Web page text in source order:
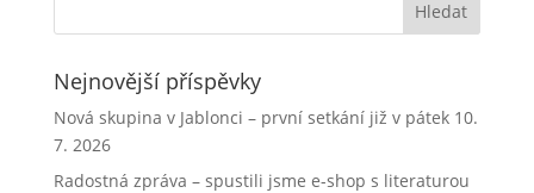
Nejnovější příspěvky
Nová skupina v Jablonci – první setkání již v pátek 10.
7. 2026
Radostná zpráva – spustili jsme e-shop s literaturou